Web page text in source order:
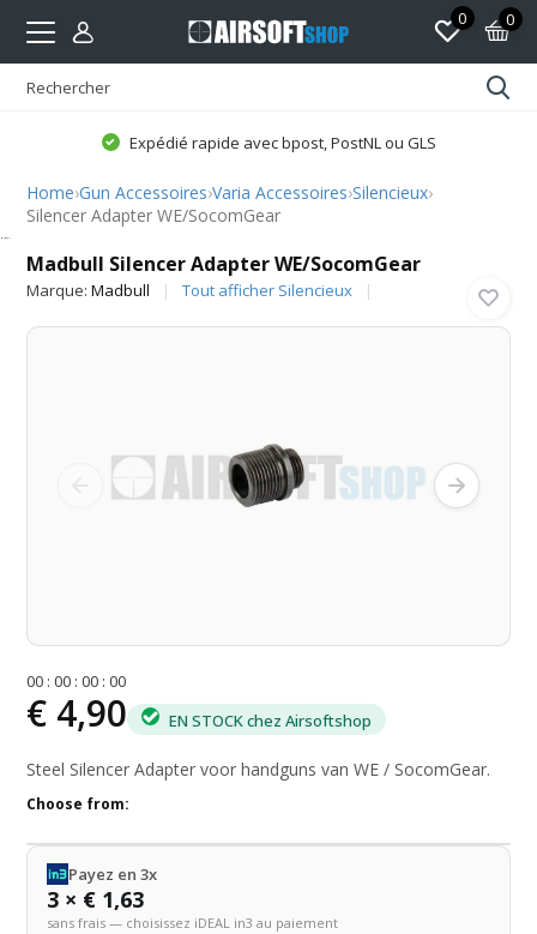
0 0
Expédié rapide avec bpost, PostNL ou GLS
Home›Gun Accessoires›Varia Accessoires›Silencieux›
Silencer Adapter WE/SocomGear
Madbull Silencer Adapter WE/SocomGear
Marque:Madbull Tout afficher Silencieux
00 :00 :00 :00
€ 4,90 EN STOCK chez Airsoftshop
Steel Silencer Adapter voor handguns van WE / SocomGear.
Choose from:
Payez en 3x
3 × € 1,63
sans frais — choisissez iDEAL in3 au paiement